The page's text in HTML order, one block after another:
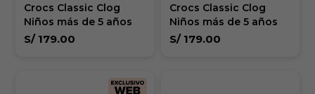
Crocs Classic Clog
Niños más de 5 años
S/ 179.00
Crocs Classic Clog
Niños más de 5 años
S/ 179.00